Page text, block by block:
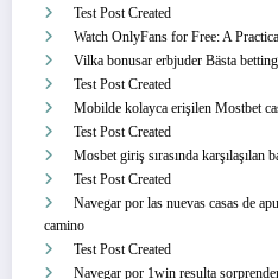
Test Post Created
Watch OnlyFans for Free: A
Vilka bonusar erbjuder Bästa
Test Post Created
Mobilde kolayca erişilen Mostbet
Test Post Created
Mosbet giriş sırasında karşılaşılan
Test Post Created
Navegar por las nuevas casas de
camino
Test Post Created
Navegar por 1win resulta